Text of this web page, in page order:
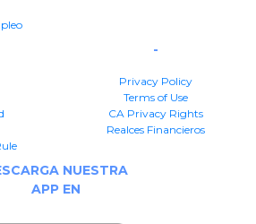
-
Privacy Policy
Terms of Use
CA Privacy Rights
Realces Financieros
NUESTRA
APP EN